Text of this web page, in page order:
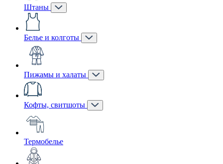
Штаны
Белье и колготы
Пижамы и халаты
Кофты, свитшоты
Термобелье